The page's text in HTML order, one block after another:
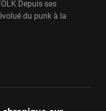
Depuis ses
du punk à la